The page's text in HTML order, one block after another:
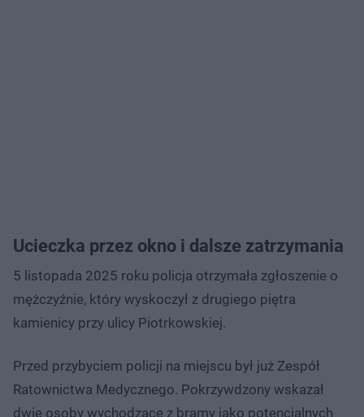
Ucieczka przez okno i dalsze zatrzymania
5 listopada 2025 roku policja otrzymała zgłoszenie o
mężczyźnie, który wyskoczył z drugiego piętra
kamienicy przy ulicy Piotrkowskiej.
Przed przybyciem policji na miejscu był już Zespół
Ratownictwa Medycznego. Pokrzywdzony wskazał
dwie osoby wychodzące z bramy jako potencjalnych